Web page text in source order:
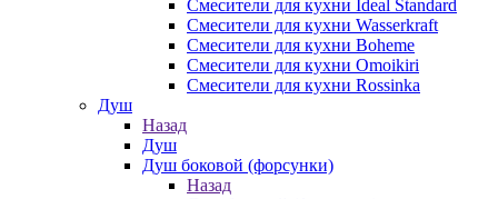
Смесители для кухни Ideal Standard
Смесители для кухни Wasserkraft
Смесители для кухни Boheme
Смесители для кухни Omoikiri
Смесители для кухни Rossinka
Душ
Назад
Душ
Душ боковой (форсунки)
Назад